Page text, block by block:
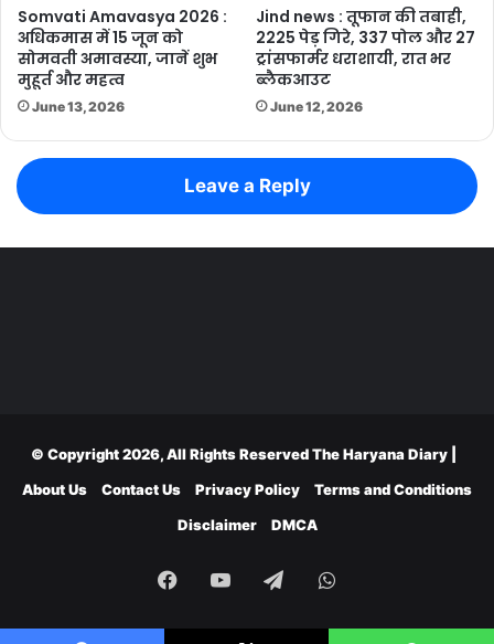
Somvati Amavasya 2026 :
अधिकमास में 15 जून को
सोमवती अमावस्या, जानें शुभ
मुहूर्त और महत्व
June 13, 2026
Jind news : तूफान की तबाही,
2225 पेड़ गिरे, 337 पोल और 27
ट्रांसफार्मर धराशायी, रात भर
ब्लैकआउट
June 12, 2026
Leave a Reply
© Copyright 2026, All Rights ReservedThe Haryana Diary
About Us
Contact Us Privacy Policy
Terms and Conditions
Disclaimer
DMCA
Facebook
YouTubeTelegramWhatsApp